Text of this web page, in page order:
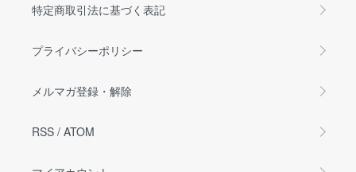
特定商取引法に基づく表記
プライバシーポリシー
メルマガ登録・解除
RSS / ATOM